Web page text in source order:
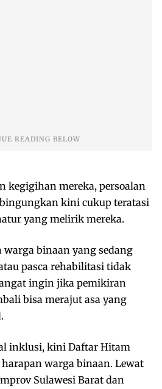
kegigihan mereka, persoalan
kini cukup teratasi
yang melirik mereka.
warga binaan yang sedang
pasca rehabilitasi tidak
ingin jika pemikiran
bisa merajut asa yang
inklusi, kini Daftar Hitam
warga binaan. Lewat
Sulawesi Barat dan